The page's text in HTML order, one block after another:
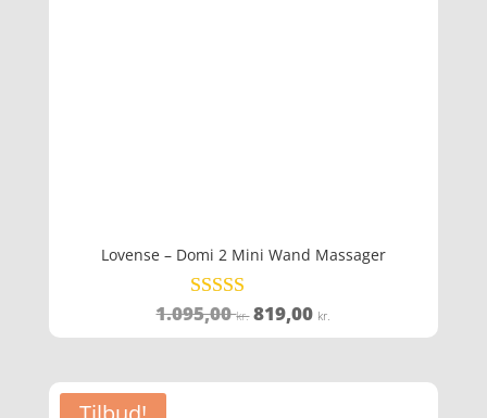
Lovense – Domi 2 Mini Wand Massager
Vurderet
4.8
1.095,00kr. Den
oprindelige
819,00 kr.
aktuelle